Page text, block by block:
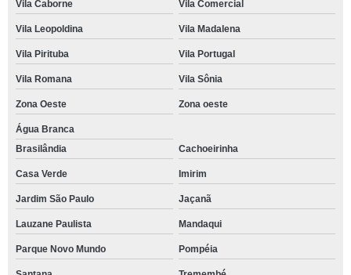
Vila Caborne Vila Comercial
Vila Leopoldina Vila Madalena
Vila Pirituba Vila Portugal
Vila Romana Vila Sônia
Zona Oeste Zona oeste
Água Branca
Brasilândia
Cachoeirinha
Casa Verde Imirim
Jardim São Paulo Jaçanã
Lauzane Paulista Mandaqui
Parque Novo Mundo Pompéia